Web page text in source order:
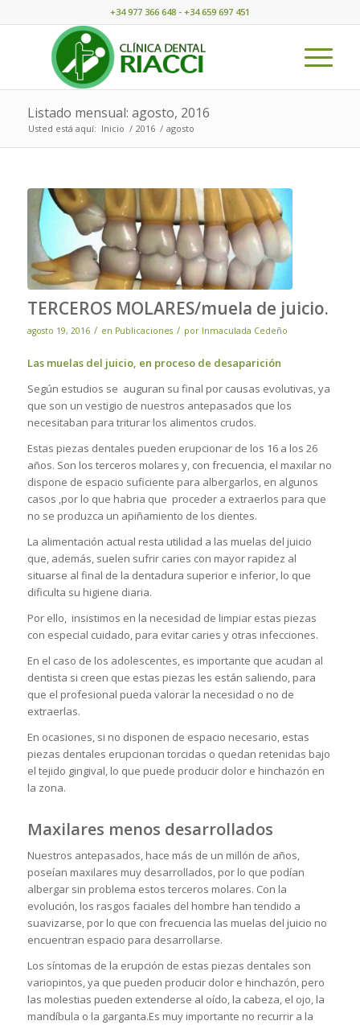
+34 977 366 648 - +34 659 697 451
Listado mensual: agosto, 2016
Usted está aquí: Inicio / 2016 / agosto
TERCEROS MOLARES/muela de juicio.
agosto 19, 2016 / en Publicaciones / por Inmaculada Cedeño
Las muelas del juicio, en proceso de desaparición
Según estudios se auguran su final por causas evolutivas, ya
que son un vestigio de nuestros antepasados que los
necesitaban para triturar los alimentos crudos.
Estas piezas dentales pueden erupcionar de los 16 a los 26
años. Son los terceros molares y, con frecuencia, el maxilar no
dispone de espacio suficiente para albergarlos, en algunos
casos ,por lo que habria que proceder a extraerlos para que
no se produzca un apiñamiento de los dientes.
La alimentación actual resta utilidad a las muelas del juicio
que, además, suelen sufrir caries con mayor rapidez al
situarse al final de la dentadura superior e inferior, lo que
dificulta su higiene diaria.
Por ello, insistimos en la necesidad de limpiar estas piezas
con especial cuidado, para evitar caries y otras infecciones.
En el caso de los adolescentes, es importante que acudan al
dentista si creen que estas piezas les están saliendo, para
que el profesional pueda valorar la necesidad o no de
extraerlas.
En ocasiones, si no disponen de espacio necesario, estas
piezas dentales erupcionan torcidas o quedan retenidas bajo
el tejido gingival, lo que puede producir dolor e hinchazón en
la zona.
Maxilares menos desarrollados
Nuestros antepasados, hace más de un millón de años,
poseían maxilares muy desarrollados, por lo que podían
albergar sin problema estos terceros molares. Con la
evolución, los rasgos faciales del hombre han tendido a
suavizarse, por lo que con frecuencia las muelas del juicio no
encuentran espacio para desarrollarse.
Los síntomas de la erupción de estas piezas dentales son
variopintos, ya que pueden producir dolor e hinchazón, pero
las molestias pueden extenderse al oído, la cabeza, el ojo, la
mandíbula o la garganta.Es muy importante no recurrir a la